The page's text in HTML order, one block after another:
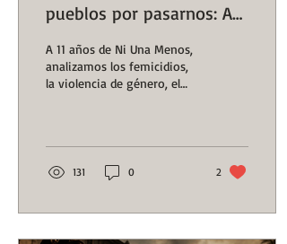
pueblos por pasarnos: A
once años de “Ni una
menos” | #GenHistoria |
Huellas de la Historia
A 11 años de Ni Una Menos,
analizamos los femicidios,
la violencia de género, el
131 0 2